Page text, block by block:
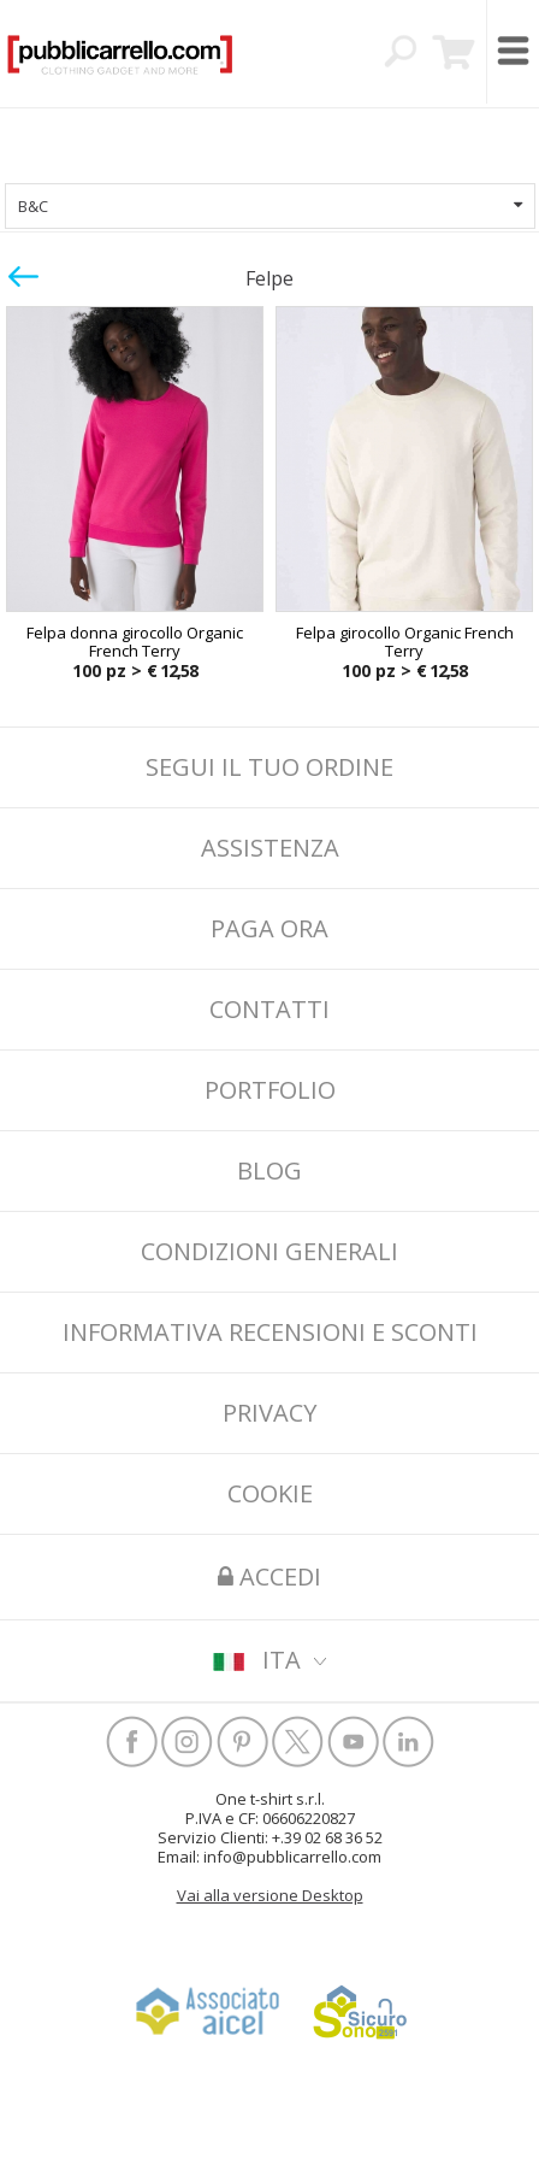
B&C
Felpe
Felpa donna girocollo Organic
French Terry
100 pz > € 12,58
Felpa girocollo Organic French
Terry
100 pz > € 12,58
SEGUI IL TUO ORDINE
ASSISTENZA
PAGA ORA
CONTATTI
PORTFOLIO
BLOG
CONDIZIONI GENERALI
INFORMATIVA RECENSIONI E SCONTI
PRIVACY
COOKIE
ACCEDI
ITA
One t-shirt s.r.l.
P.IVA e CF: 06606220827
Servizio Clienti: +.39 02 68 36 52
Email: info@pubblicarrello.com
Vai alla versione Desktop